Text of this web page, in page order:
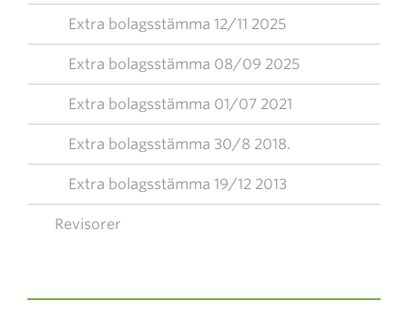
Extra bolagsstämma 12/11 2025
Extra bolagsstämma 08/09 2025
Extra bolagsstämma 01/07 2021
Extra bolagsstämma 30/8 2018.
Extra bolagsstämma 19/12 2013
Revisorer